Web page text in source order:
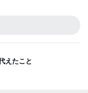
えたこと